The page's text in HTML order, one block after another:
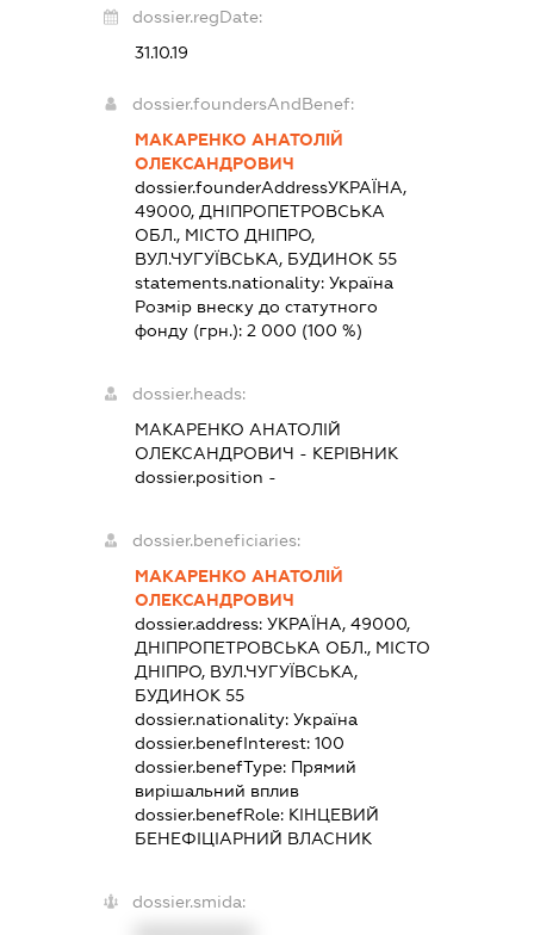
dossier.regDate:
31.10.19
dossier.foundersAndBenef:
МАКАРЕНКО АНАТОЛІЙ
ОЛЕКСАНДРОВИЧ
dossier.founderAddressУКРАЇНА,
49000, ДНІПРОПЕТРОВСЬКА
ОБЛ., МІСТО ДНІПРО,
ВУЛ.ЧУГУЇВСЬКА, БУДИНОК 55
statements.nationality: Україна
Розмір внеску до статутного
фонду (грн.): 2 000 (100 %)
dossier.heads:
МАКАРЕНКО АНАТОЛІЙ
ОЛЕКСАНДРОВИЧ - КЕРІВНИК
dossier.position -
dossier.beneficiaries:
МАКАРЕНКО АНАТОЛІЙ
ОЛЕКСАНДРОВИЧ
dossier.address: УКРАЇНА, 49000,
ДНІПРОПЕТРОВСЬКА ОБЛ., МІСТО
ДНІПРО, ВУЛ.ЧУГУЇВСЬКА,
БУДИНОК 55
dossier.nationality: Україна
dossier.benefInterest: 100
dossier.benefType: Прямий
вирішальний вплив
dossier.benefRole: КІНЦЕВИЙ
БЕНЕФІЦІАРНИЙ ВЛАСНИК
dossier.smida: